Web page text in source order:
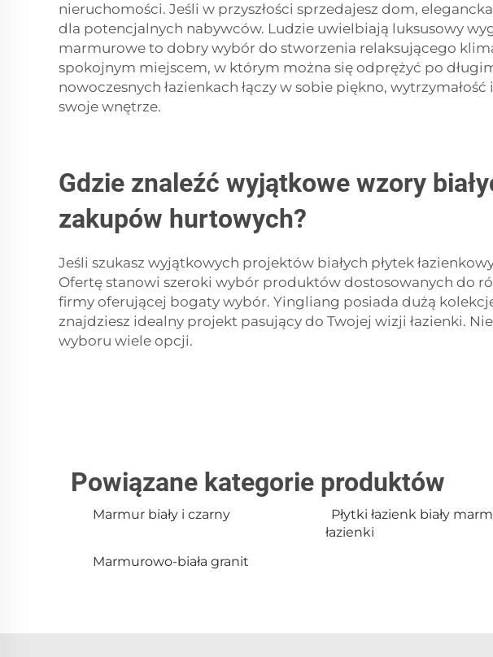
nieruchomości. Jeśli w przyszłości sprzedajesz dom,
dla potencjalnych nabywców. Ludzie uwielbiają luksusowy
marmurowe to dobry wybór do stworzenia relaksującego
spokojnym miejscem, w którym można się odprężyć po
nowoczesnych łazienkach łączy w sobie piękno,
swoje wnętrze.
Gdzie znaleźć wyjątkowe wzory
zakupów hurtowych?
Jeśli szukasz wyjątkowych projektów białych płytek
Ofertę stanowi szeroki wybór produktów dostosowanych do
firmy oferującej bogaty wybór. Yingliang posiada dużą
znajdziesz idealny projekt pasujący do Twojej wizji łazienki.
wyboru wiele opcji.
Powiązane kategorie produktów
Marmur biały i czarny
Płytki łazienk biały
łazienki
Marmurowo-biała granit